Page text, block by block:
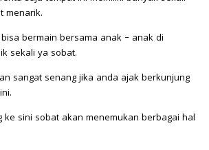
menarik.
bermain bersama anak – anak di
sekali ya sobat.
sangat senang jika anda ajak berkunjung
ke sini sobat akan menemukan berbagai hal